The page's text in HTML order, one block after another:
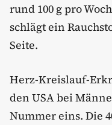
rund 100 g pro
schlägt ein
Seite.
Herz-Kreislauf-
den USA bei
Nummer eins. Die